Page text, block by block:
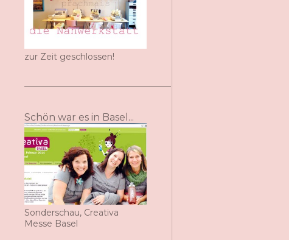
zur Zeit geschlossen!
Schön war es in Basel...
Sonderschau, Creativa
Messe Basel